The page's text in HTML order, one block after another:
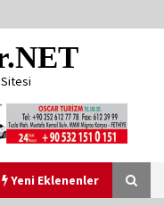
Yeni Eklenenler